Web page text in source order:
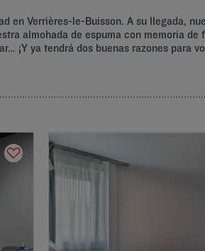
en Verrières-le-Buisson. A su llegada,
almohada de espuma con memoria
¡Y ya tendrá dos buenas razones para